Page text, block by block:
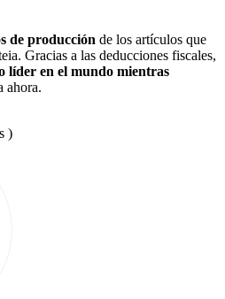
de producción de los artículos que
Gracias a las deducciones fiscales,
líder en el mundo mientras
ahora.
)